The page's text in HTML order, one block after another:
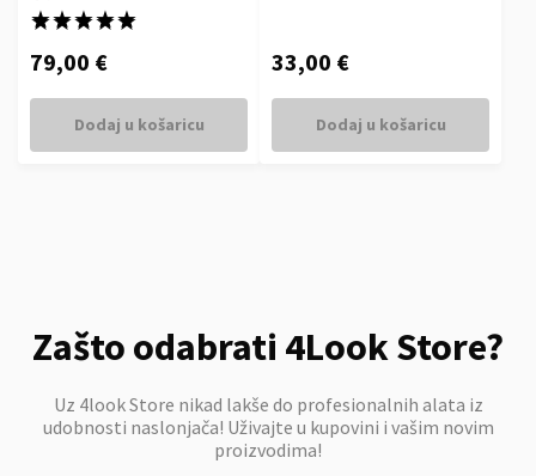
★★★★★
★★★★★
79,00 €
Dodaj u košaricu
33,00 €
Dodaj u košaricu
Zašto odabrati 4Look Store?
Uz 4look Store nikad lakše do profesionalnih alata iz
udobnosti naslonjača! Uživajte u kupovini i vašim novim
proizvodima!